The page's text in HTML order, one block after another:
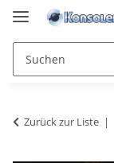
Zurück zur Liste